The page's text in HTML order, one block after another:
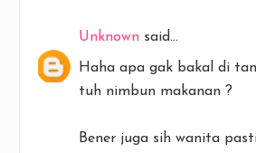
Unknown said...
Haha apa gak bakal di
tuh nimbun makanan ?
Bener juga sih wanita